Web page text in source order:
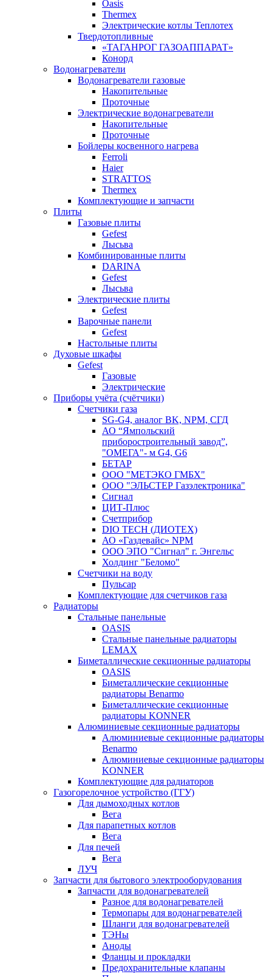
Oasis
Thermex
Электрические котлы Теплотех
Твердотопливные
«ТАГАНРОГ ГАЗОАППАРАТ»
Конорд
Водонагреватели
Водонагреватели газовые
Накопительные
Проточные
Электрические водонагреватели
Накопительные
Проточные
Бойлеры косвенного нагрева
Ferroli
Haier
STRATTOS
Thermex
Комплектующие и запчасти
Плиты
Газовые плиты
Gefest
Лысьва
Комбинированные плиты
DARINA
Gefest
Лысьва
Электрические плиты
Gefest
Варочные панели
Gefest
Настольные плиты
Духовые шкафы
Gefest
Газовые
Электрические
Приборы учёта (счётчики)
Счетчики газа
SG-G4, аналог BK, NPM, СГД
АО “Ямпольский
приборостроительный завод”,
"ОМЕГА"- м G4, G6
БЕТАР
ООО "МЕТЭКО ГМБХ"
ООО "ЭЛЬСТЕР Газэлектроника"
Сигнал
ЦИТ-Плюс
Счетприбор
DIO TECH (ДИОТЕХ)
АО «Газдевайс» NPM
ООО ЭПО "Сигнал" г. Энгельс
Холдинг "Беломо"
Счетчики на воду
Пульсар
Комплектующие для счетчиков газа
Радиаторы
Стальные панельные
OASIS
Стальные панельные радиаторы
LEMAX
Биметаллические секционные радиаторы
OASIS
Биметаллические секционные
радиаторы Benarmo
Биметаллические секционные
радиаторы KONNER
Алюминиевые секционные радиаторы
Алюминиевые секционные радиаторы
Benarmo
Алюминиевые секционные радиаторы
KONNER
Комплектующие для радиаторов
Газогорелочное устройство (ГГУ)
Для дымоходных котлов
Вега
Для парапетных котлов
Вега
Для печей
Вега
ЛУЧ
Запчасти для бытового электрооборудования
Запчасти для водонагревателей
Разное для водонагревателей
Термопары для водонагревателей
Шланги для водонагревателей
ТЭНы
Аноды
Фланцы и прокладки
Предохранительные клапаны